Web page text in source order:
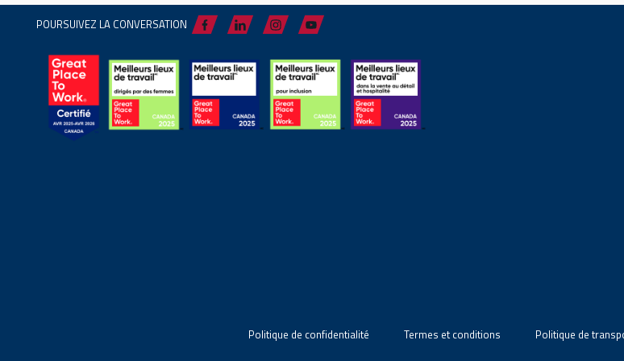
POURSUIVEZ LA CONVERSATION
Politique de confidentialité Termes et conditions Politique de